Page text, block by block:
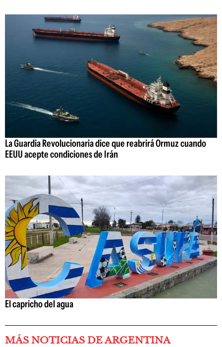
La Guardia Revolucionaria dice que reabrirá Ormuz cuando
EEUU acepte condiciones de Irán
El capricho del agua
MÁS NOTICIAS DE ARGENTINA